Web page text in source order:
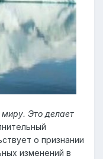
Это делает
о признании
изменений в